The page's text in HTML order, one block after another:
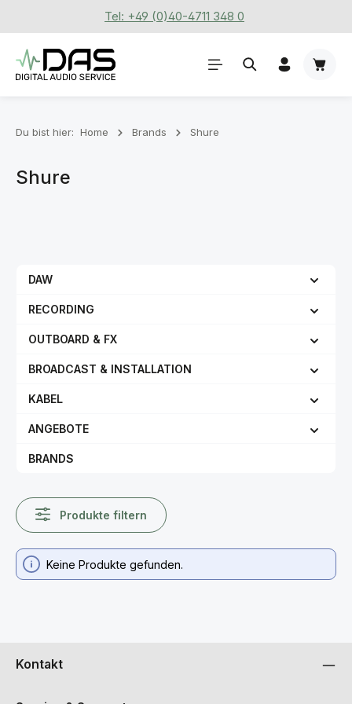
Zum Hauptinhalt springenTel: +49 (0)40-4711 348 0
Du bist hier: Home Brands Shure
Shure
DAW
RECORDING
OUTBOARD & FX
BROADCAST & INSTALLATION
KABEL
ANGEBOTE
BRANDS
Produkte filtern
Keine Produkte gefunden.
Kontakt